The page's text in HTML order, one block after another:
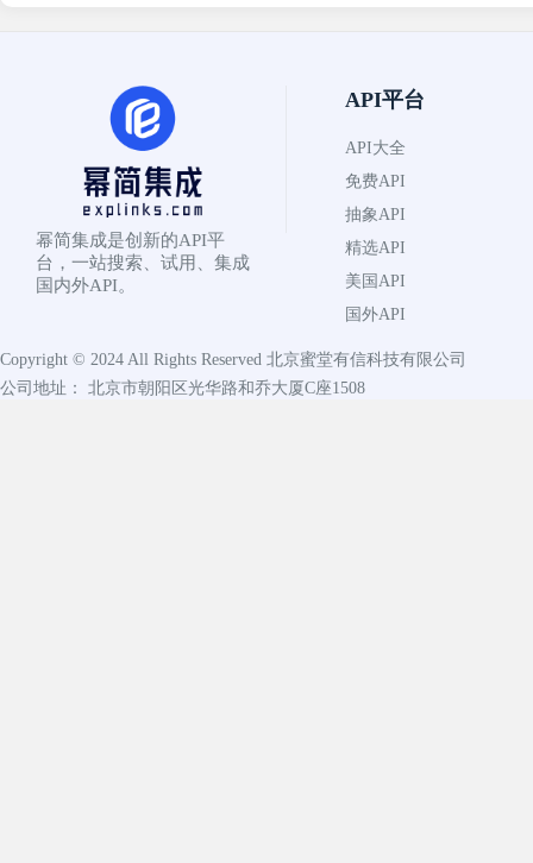
幂简集成是创新的API平
台，一站搜索、试用、集成
国内外API。
API平台
API大全
免费API
抽象API
精选API
美国API
国外API
Copyright © 2024 All Rights Reserved 北京蜜堂有信科技有限公司
公司地址： 北京市朝阳区光华路和乔大厦C座1508